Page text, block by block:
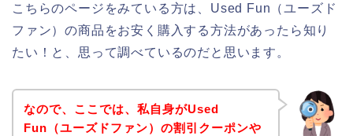
こちらのページをみている方は、Used Fun（ユーズド
ファン）の商品をお安く購入する方法があったら知り
たい！と、思って調べているのだと思います。
なので、ここでは、私自身がUsed
Fun（ユーズドファン）の割引クーポンや